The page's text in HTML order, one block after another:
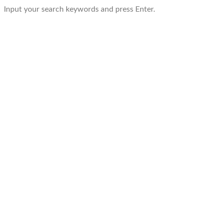
Input your search keywords and press Enter.